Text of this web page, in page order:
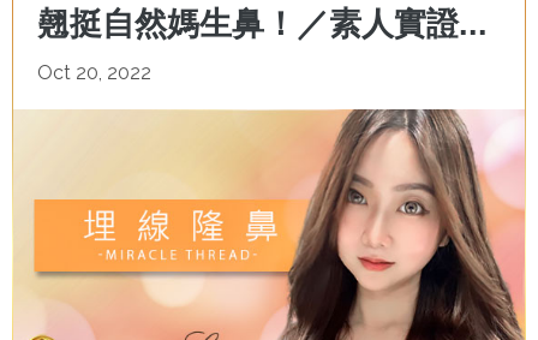
翹挺自然媽生鼻！／素人實證...
Oct 20, 2022